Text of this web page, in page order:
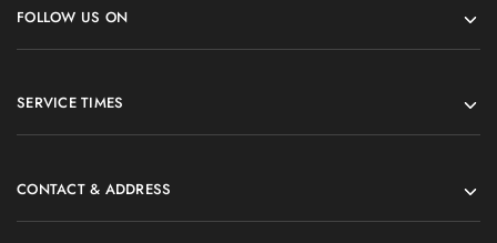
FOLLOW US ON
SERVICE TIMES
CONTACT & ADDRESS